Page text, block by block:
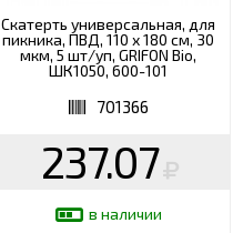
Скатерть универсальная, для
пикника, ПВД, 110 х 180 см, 30
мкм, 5 шт/уп, GRIFON Bio,
ШК1050, 600-101
701366
237.07
в наличии